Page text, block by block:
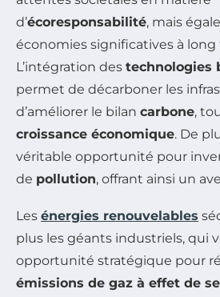
d’écoresponsabilité, mais
économies significatives à long
L’intégration des technologies
permet de décarboner les
d’améliorer le bilan carbone,
croissance économique. De
véritable opportunité pour
de pollution, offrant ainsi un
Les énergies renouvelables
plus les géants industriels, qui
opportunité stratégique pour
émissions de gaz à effet de